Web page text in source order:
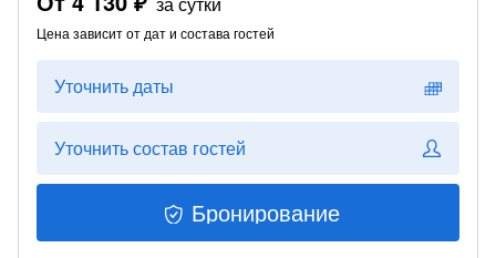
Цена зависит от дат и состава гостей
Уточнить даты
Уточнить состав гостей
Бронирование